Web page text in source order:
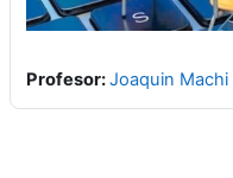
Profesor:Joaquin Machi